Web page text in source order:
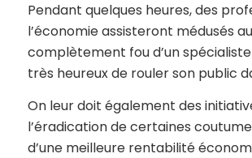
Pendant quelques heures, des
l’économie assisteront médusés
complètement fou d’un
très heureux de rouler son public
On leur doit également des
l’éradication de certaines
d’une meilleure rentabilité